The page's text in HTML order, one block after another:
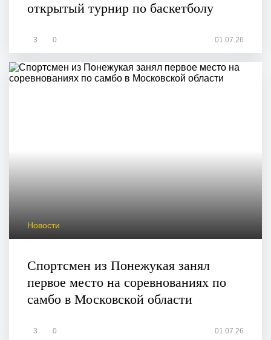
открытый турнир по баскетболу
3 0 01.07.26
Новости
Спортсмен из Понежукая занял
первое место на соревнованиях по
самбо в Московской области
3 0 01.07.26